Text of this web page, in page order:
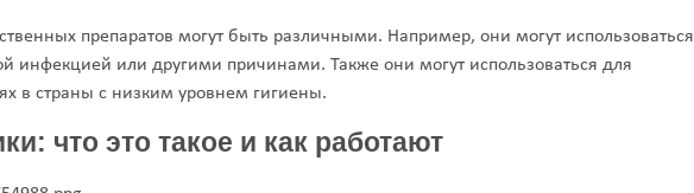
препаратов могут быть различными. Например, они могут использоваться
инфекцией или другими причинами. Также они могут использоваться для
в страны с низким уровнем гигиены.
что это такое и как работают